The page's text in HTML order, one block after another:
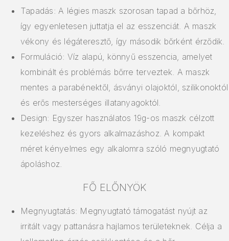
Tapadás: A légies maszk szorosan tapad a bőrhöz,
így egyenletesen juttatja el az esszenciát. A maszk
vékony és légáteresztő, így második bőrként érződik.
Formuláció: Víz alapú, könnyű esszencia, amelyet
kombinált és problémás bőrre terveztek. A maszk
mentes a parabénektől, ásványi olajoktól, szilikonoktól
és erős mesterséges illatanyagoktól.
Design: Egyszer használatos 19g-os maszk célzott
kezeléshez és gyors alkalmazáshoz. A kompakt
méret kényelmes egy alkalomra szóló megnyugtató
ápoláshoz.
FŐ ELŐNYÖK
Megnyugtatás: Megnyugtató támogatást nyújt az
irritált vagy pattanásra hajlamos területeknek. Célja a